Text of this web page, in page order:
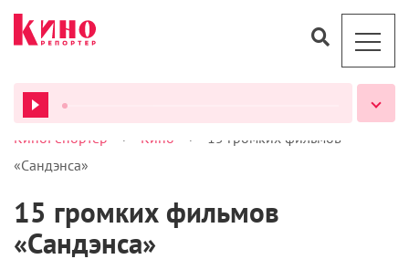
ВСЕ ПОДКАСТЫ
КиноРепортер > Кино >
15 громких фильмов
«Сандэнса»
15 громких фильмов
«Сандэнса»